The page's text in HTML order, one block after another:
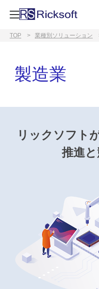
TOP 業種別ソリューション
製造業
リックソフト
推進